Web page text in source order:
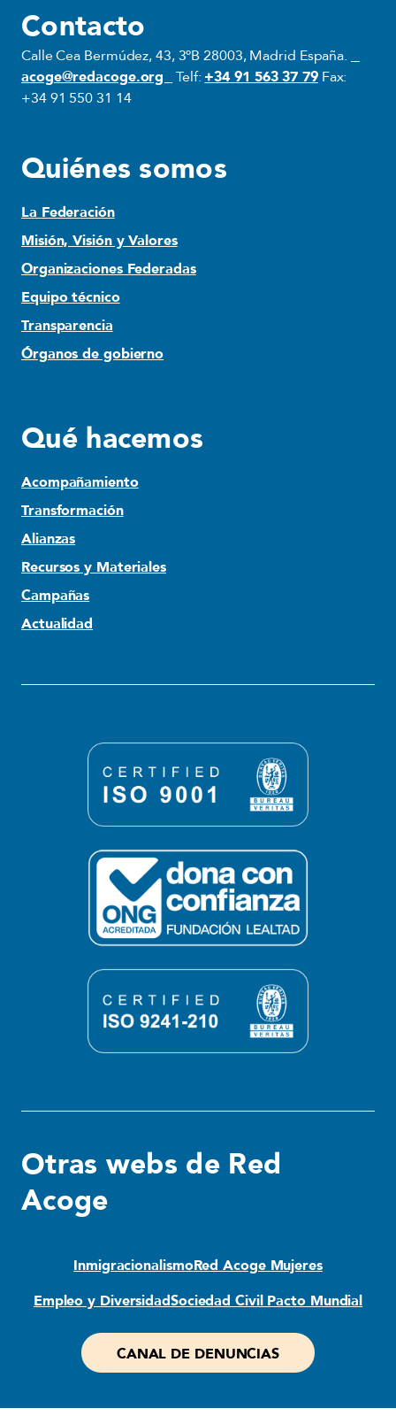
Contacto
Calle Cea Bermúdez, 43, 3ºB 28003, Madrid España.
acoge@redacoge.org
Telf: +34 91 563 37 79Fax:
+34 91 550 31 14
Quiénes somos
La Federación
Misión, Visión y Valores
Organizaciones Federadas
Equipo técnico
Transparencia
Órganos de gobierno
Qué hacemos
Acompañamiento
Transformación
Alianzas
Recursos y Materiales
Campañas
Actualidad
Otras webs de Red
Acoge
InmigracionalismoRed Acoge Mujeres
Empleo y DiversidadSociedad Civil Pacto Mundial
CANAL DE DENUNCIAS